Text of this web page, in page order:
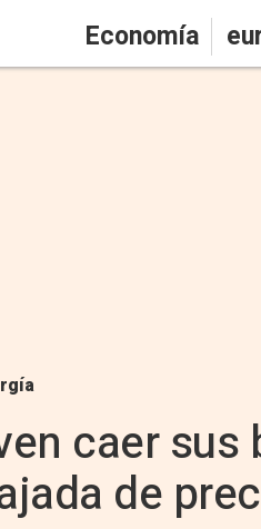
Economía
caer
de